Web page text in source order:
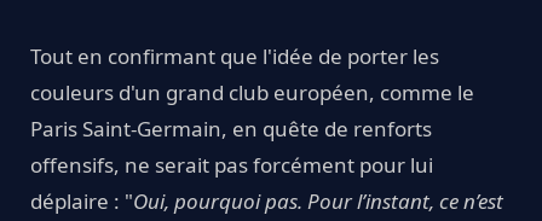
Tout en confirmant que l'idée de porter les
couleurs d'un grand club européen, comme le
Paris Saint-Germain, en quête de renforts
offensifs, ne serait pas forcément pour lui
déplaire : "Oui, pourquoi pas. Pour l’instant, ce n’est